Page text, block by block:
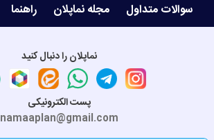
سوالات متداول
مجله نماپلان راهنما
نماپلان را دنبال کنید
پست الکترونیکی
namaaplan@gmail.com